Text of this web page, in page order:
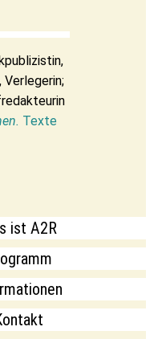
Texte
ist A2R